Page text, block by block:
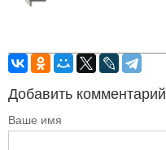
Добавить комментарий
Ваше имя